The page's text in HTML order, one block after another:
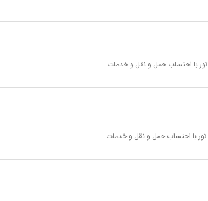
تور با احتساب حمل و نقل و خدمات
تور با احتساب حمل و نقل و خدمات